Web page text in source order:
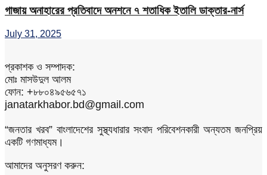
গাজায় অনাহারের প্রতিবাদে অনশনে ৭ শতাধিক ইতালি ডাক্তার-নার্স
July 31, 2025
প্রকাশক ও সম্পাদক:
মোঃ মাসউদুল আলম
ফোন: +৮৮০৪৯৫৬৫৭১
janatarkhabor.bd@gmail.com
“জনতার খরব” বাংলাদেশের সুস্থ্যধারার সংবাদ পরিবেশনকারী অন্যতম জনপ্রিয়
একটি গণমাধ্যম।
আমাদের অনুসরণ করুন: